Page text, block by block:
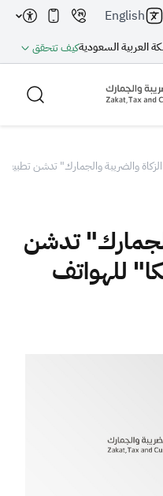
العربية السعوديةكيف تتحقق
English
المضافة
والضريبة والجمارك" تدشن
تدشن
للهواتف